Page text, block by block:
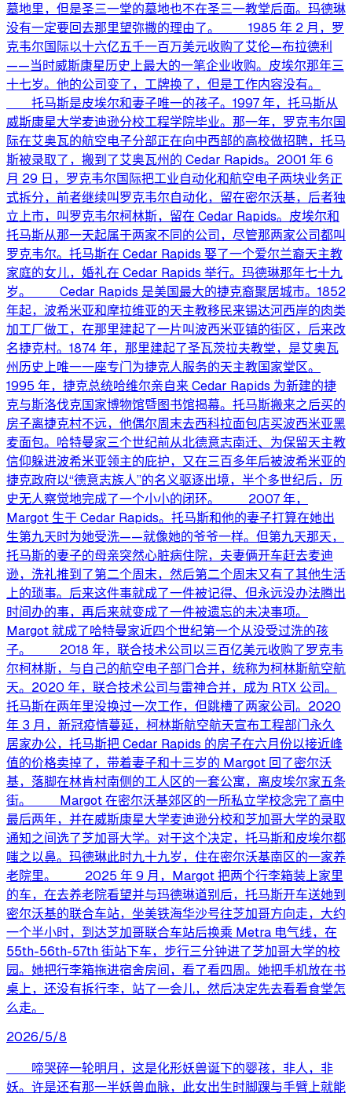
墓地里，但是圣三一堂的墓地也不在圣三一教堂后面。玛德琳
没有一定要回去那里望弥撒的理由了。 1985 年 2 月，罗
克韦尔国际以十六亿五千一百万美元收购了艾伦—布拉德利
——当时威斯康星历史上最大的一笔企业收购。皮埃尔那年三
十七岁。他的公司变了，工牌换了，但是工作内容没有。
托马斯是皮埃尔和妻子唯一的孩子。1997 年，托马斯从
威斯康星大学麦迪逊分校工程学院毕业。那一年，罗克韦尔国
际在艾奥瓦的航空电子分部正在向中西部的高校做招聘，托马
斯被录取了，搬到了艾奥瓦州的 Cedar Rapids。2001 年 6
月 29 日，罗克韦尔国际把工业自动化和航空电子两块业务正
式拆分，前者继续叫罗克韦尔自动化，留在密尔沃基，后者独
立上市，叫罗克韦尔柯林斯，留在 Cedar Rapids。皮埃尔和
托马斯从那一天起属于两家不同的公司，尽管那两家公司都叫
罗克韦尔。托马斯在 Cedar Rapids 娶了一个爱尔兰裔天主教
家庭的女儿，婚礼在 Cedar Rapids 举行。玛德琳那年七十九
岁。 Cedar Rapids 是美国最大的捷克裔聚居城市。1852
年起，波希米亚和摩拉维亚的天主教移民来锡达河西岸的肉类
加工厂做工，在那里建起了一片叫波西米亚镇的街区，后来改
名捷克村。1874 年，那里建起了圣瓦茨拉夫教堂，是艾奥瓦
州历史上唯一一座专门为捷克人服务的天主教国家堂区。
1995 年，捷克总统哈维尔亲自来 Cedar Rapids 为新建的捷
克与斯洛伐克国家博物馆暨图书馆揭幕。托马斯搬来之后买的
房子离捷克村不远，他偶尔周末去西科拉面包店买波西米亚黑
麦面包。哈特曼家三个世纪前从北德意志南迁、为保留天主教
信仰躲进波希米亚领主的庇护，又在三百多年后被波希米亚的
捷克政府以“德意志族人”的名义驱逐出境，半个多世纪后，历
史无人察觉地完成了一个小小的闭环。 2007 年，
Margot 生于 Cedar Rapids。托马斯和他的妻子打算在她出
生第九天时为她受洗——就像她的爷爷一样。但第九天那天，
托马斯的妻子的母亲突然心脏病住院，夫妻俩开车赶去麦迪
逊，洗礼推到了第二个周末，然后第二个周末又有了其他生活
上的琐事。后来这件事就成了一件被记得、但永远没办法腾出
时间办的事，再后来就变成了一件被遗忘的未决事项。
Margot 就成了哈特曼家近四个世纪第一个从没受过洗的孩
子。 2018 年，联合技术公司以三百亿美元收购了罗克韦
尔柯林斯，与自己的航空电子部门合并，统称为柯林斯航空航
天。2020 年，联合技术公司与雷神合并，成为 RTX 公司。
托马斯在两年里没换过一次工作，但跳槽了两家公司。2020
年 3 月，新冠疫情蔓延，柯林斯航空航天宣布工程部门永久
居家办公，托马斯把 Cedar Rapids 的房子在六月份以接近峰
值的价格卖掉了，带着妻子和十三岁的 Margot 回了密尔沃
基，落脚在林肯村南侧的工人区的一套公寓，离皮埃尔家五条
街。 Margot 在密尔沃基郊区的一所私立学校念完了高中
最后两年，并在威斯康星大学麦迪逊分校和芝加哥大学的录取
通知之间选了芝加哥大学。对于这个决定，托马斯和皮埃尔都
嗤之以鼻。玛德琳此时九十九岁，住在密尔沃基南区的一家养
老院里。 2025 年 9 月，Margot 把两个行李箱装上家里
的车，在去养老院看望并与玛德琳道别后，托马斯开车送她到
密尔沃基的联合车站，坐美铁海华沙号往芝加哥方向走，大约
一个半小时，到达芝加哥联合车站后换乘 Metra 电气线，在
55th-56th-57th 街站下车，步行三分钟进了芝加哥大学的校
园。她把行李箱拖进宿舍房间，看了看四周。她把手机放在书
桌上，还没有拆行李，站了一会儿，然后决定先去看看食堂怎
么走。
2026/5/8
啼哭碎一轮明月，这是化形妖兽诞下的婴孩，非人，非
妖。许是还有那一半妖兽血脉，此女出生时脚踝与手臂上就能